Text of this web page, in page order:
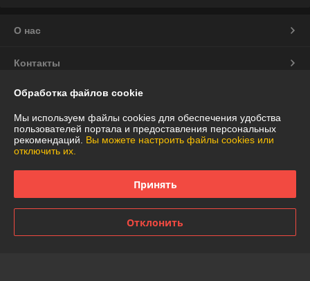
О нас
Контакты
Доставка и оплата
График работы
Политика обработки cookies
Сайт создан на платформе Deal.by
Обработка файлов cookie
Мы используем файлы cookies для обеспечения удобства
пользователей портала и предоставления персональных
рекомендаций. Вы можете настроить файлы cookies или
отключить их.
Принять
Отклонить